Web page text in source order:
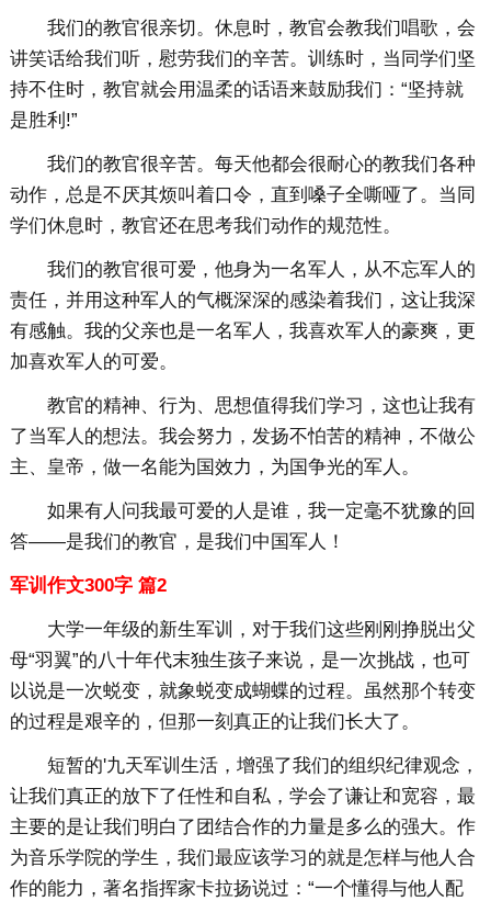
我们的教官很亲切。休息时，教官会教我们唱歌，会
讲笑话给我们听，慰劳我们的辛苦。训练时，当同学们坚
持不住时，教官就会用温柔的话语来鼓励我们：“坚持就
是胜利!”
我们的教官很辛苦。每天他都会很耐心的教我们各种
动作，总是不厌其烦叫着口令，直到嗓子全嘶哑了。当同
学们休息时，教官还在思考我们动作的规范性。
我们的教官很可爱，他身为一名军人，从不忘军人的
责任，并用这种军人的气概深深的感染着我们，这让我深
有感触。我的父亲也是一名军人，我喜欢军人的豪爽，更
加喜欢军人的可爱。
教官的精神、行为、思想值得我们学习，这也让我有
了当军人的想法。我会努力，发扬不怕苦的精神，不做公
主、皇帝，做一名能为国效力，为国争光的军人。
如果有人问我最可爱的人是谁，我一定毫不犹豫的回
答——是我们的教官，是我们中国军人！
军训作文300字 篇2
大学一年级的新生军训，对于我们这些刚刚挣脱出父
母“羽翼”的八十年代末独生孩子来说，是一次挑战，也可
以说是一次蜕变，就象蜕变成蝴蝶的过程。虽然那个转变
的过程是艰辛的，但那一刻真正的让我们长大了。
短暂的'九天军训生活，增强了我们的组织纪律观念，
让我们真正的放下了任性和自私，学会了谦让和宽容，最
主要的是让我们明白了团结合作的力量是多么的强大。作
为音乐学院的学生，我们最应该学习的就是怎样与他人合
作的能力，著名指挥家卡拉扬说过：“一个懂得与他人配